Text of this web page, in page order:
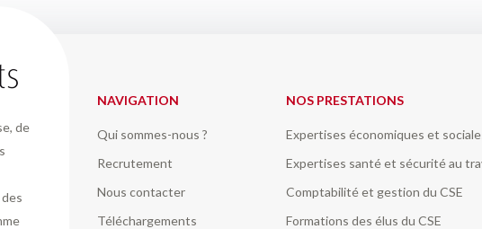
de
NAVIGATION
Qui sommes-nous ?
Recrutement
Nous contacter
Téléchargements
NOS PRESTATIONS
Expertises économiques et
Expertises santé et sécurité au
Comptabilité et gestion du CSE
Formations des élus du CSE